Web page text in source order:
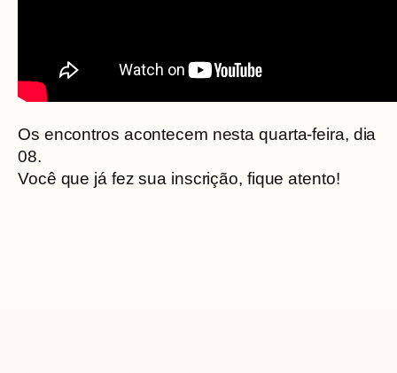
Os encontros acontecem nesta quarta-feira, dia
08.
Você que já fez sua inscrição, fique atento!